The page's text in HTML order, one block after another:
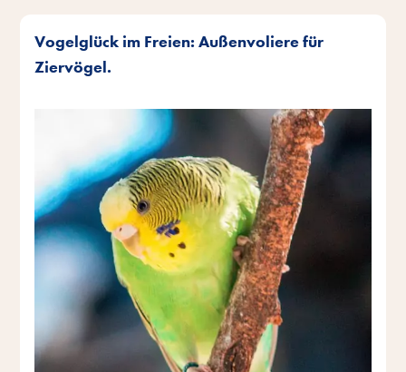
Vogelglück im Freien: Außenvoliere für
Ziervögel.